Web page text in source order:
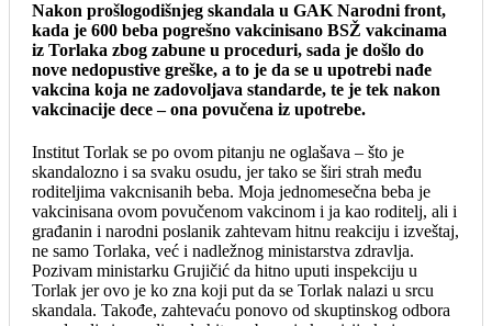
Nakon prošlogodišnjeg skandala u GAK Narodni front,
kada je 600 beba pogrešno vakcinisano BSŽ vakcinama
iz Torlaka zbog zabune u proceduri, sada je došlo do
nove nedopustive greške, a to je da se u upotrebi nađe
vakcina koja ne zadovoljava standarde, te je tek nakon
vakcinacije dece – ona povučena iz upotrebe.
Institut Torlak se po ovom pitanju ne oglašava – što je
skandalozno i sa svaku osudu, jer tako se širi strah među
roditeljima vakcnisanih beba. Moja jednomesečna beba je
vakcinisana ovom povučenom vakcinom i ja kao roditelj, ali i
građanin i narodni poslanik zahtevam hitnu reakciju i izveštaj,
ne samo Torlaka, već i nadležnog ministarstva zdravlja.
Pozivam ministarku Grujičić da hitno uputi inspekciju u
Torlak jer ovo je ko zna koji put da se Torlak nalazi u srcu
skandala. Takođe, zahtevaću ponovo od skuptinskog odbora